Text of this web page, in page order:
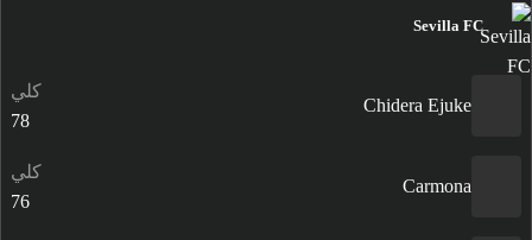
Sevilla FC
Chidera Ejuke
كلي
78
Carmona
كلي
76